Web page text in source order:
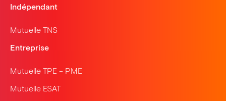
Indépendant
Mutuelle TNS
Entreprise
Mutuelle TPE – PME
Mutuelle ESAT